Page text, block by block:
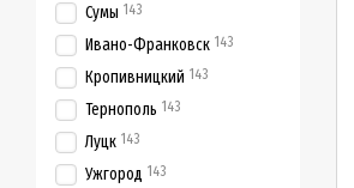
Сумы 143
Ивано-Франковск 143
Кропивницкий 143
Тернополь 143
Луцк 143
Ужгород 143